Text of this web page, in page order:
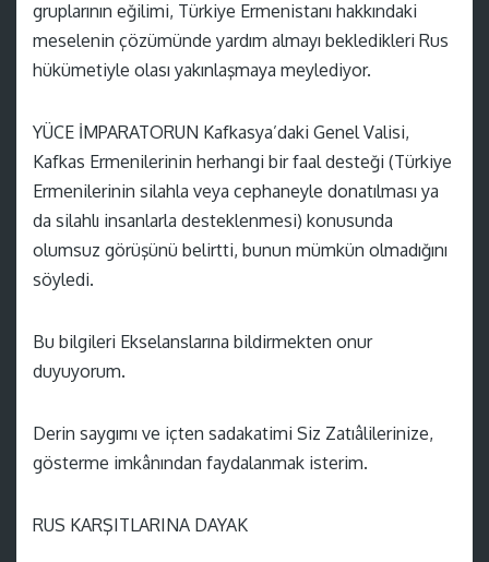
gruplarının eğilimi, Türkiye Ermenistanı hakkındaki
meselenin çözümünde yardım almayı bekledikleri Rus
hükümetiyle olası yakınlaşmaya meylediyor.
YÜCE İMPARATORUN Kafkasya’daki Genel Valisi,
Kafkas Ermenilerinin herhangi bir faal desteği (Türkiye
Ermenilerinin silahla veya cephaneyle donatılması ya
da silahlı insanlarla desteklenmesi) konusunda
olumsuz görüşünü belirtti, bunun mümkün olmadığını
söyledi.
Bu bilgileri Ekselanslarına bildirmekten onur
duyuyorum.
Derin saygımı ve içten sadakatimi Siz Zatıâlilerinize,
gösterme imkânından faydalanmak isterim.
RUS KARŞITLARINA DAYAK